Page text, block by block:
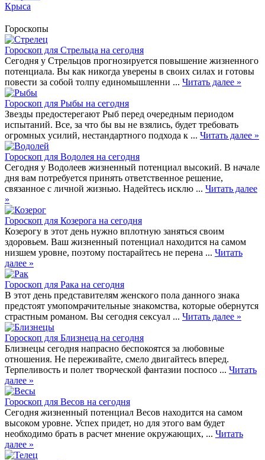
Крыса
Гороскопы
Гороскоп для Стрельца на сегодня
Сегодня у Стрельцов прогнозируется повышение жизненного
потенциала. Вы как никогда уверены в своих силах и готовы
повести за собой толпу единомышленни ... Читать далее »
Гороскоп для Рыбы на сегодня
Звезды предостерегают Рыб перед очередным периодом
испытаний. Все, за что бы вы не взялись, будет требовать
огромных усилий, нестандартного подхода к ... Читать далее »
Гороскоп для Водолея на сегодня
Сегодня у Водолеев жизненный потенциал высокий. В начале
дня вам потребуется принять ответственное решение,
связанное с личной жизнью. Надейтесь исклю ... Читать далее
»
Гороскоп для Козерога на сегодня
Козерогу в этот день нужно вплотную заняться своим
здоровьем. Ваш жизненный потенциал находится на самом
низшем уровне, поэтому постарайтесь не перена ... Читать
далее »
Гороскоп для Рака на сегодня
В этот день представителям женского пола данного знака
предстоят умопомрачительные знакомства, которые обернутся
страстным романом. Вы сегодня сексуал ... Читать далее »
Гороскоп для Близнеца на сегодня
Близнецы сегодня напрасно беспокоятся за любовные
отношения. Не переживайте, смело двигайтесь вперед.
Терпеливость и полет творческой фантазии поспосо ... Читать
далее »
Гороскоп для Весов на сегодня
Сегодня жизненный потенциал Весов находится на самом
высоком уровне. Успех придет, но для этого вам будет
необходимо брать в расчет мнение окружающих, ... Читать
далее »